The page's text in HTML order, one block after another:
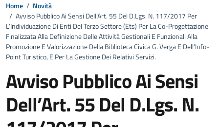
Home / Novità
/ Avviso Pubblico Ai Sensi Dell’Art. 55 Del D.Lgs. N. 117/2017 Per
L’Individuazione Di Enti Del Terzo Settore (Ets) Per La Co-Progettazione
Finalizzata Alla Definizione Delle Attività Gestionali E Funzionali Alla
Promozione E Valorizzazione Della Biblioteca Civica G. Verga E Dell’Info-
Point Turistico, E Per La Gestione Dei Relativi Servizi.
Avviso Pubblico Ai Sensi
Dell’Art. 55 Del D.Lgs. N.